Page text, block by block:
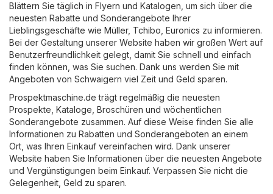
Blättern Sie täglich in Flyern und Katalogen, um sich über die
neuesten Rabatte und Sonderangebote Ihrer
Lieblingsgeschäfte wie Müller, Tchibo Euronics zu informieren.
Bei der Gestaltung unserer Website haben wir großen Wert auf
Benutzerfreundlichkeit gelegt, damit Sie schnell und einfach
finden können, was Sie suchen. Dank uns werden Sie mit
Angeboten von Schwaigern viel Zeit und Geld sparen.
Prospektmaschine.de trägt regelmäßig die neuesten
Prospekte, Kataloge, Broschüren und wöchentlichen
Sonderangebote zusammen. Auf diese Weise finden Sie alle
Informationen zu Rabatten und Sonderangeboten an einem
Ort, was Ihren Einkauf vereinfachen wird. Dank unserer
Website haben Sie Informationen über die neuesten Angebote
und Vergünstigungen beim Einkauf. Verpassen Sie nicht die
Gelegenheit, Geld zu sparen.